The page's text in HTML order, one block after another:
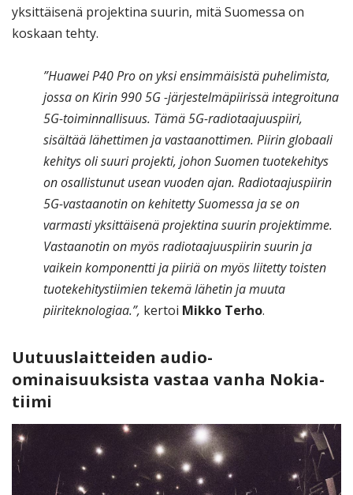
yksittäisenä projektina suurin, mitä Suomessa on
koskaan tehty.
”Huawei P40 Pro on yksi ensimmäisistä puhelimista,
jossa on Kirin 990 5G -järjestelmäpiirissä integroituna
5G-toiminnallisuus. Tämä 5G-radiotaajuuspiiri,
sisältää lähettimen ja vastaanottimen. Piirin globaali
kehitys oli suuri projekti, johon Suomen tuotekehitys
on osallistunut usean vuoden ajan. Radiotaajuspiirin
5G-vastaanotin on kehitetty Suomessa ja se on
varmasti yksittäisenä projektina suurin projektimme.
Vastaanotin on myös radiotaajuuspiirin suurin ja
vaikein komponentti ja piiriä on myös liitetty toisten
tuotekehitystiimien tekemä lähetin ja muuta
piiriteknologiaa.”, kertoi Mikko Terho.
Uutuuslaitteiden audio-
ominaisuuksista vastaa vanha Nokia-
tiimi